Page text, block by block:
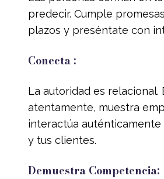
predecir. Cumple
plazos y preséntate con
Conecta :
La autoridad es relacional.
atentamente, muestra
interactúa
y tus clientes.
Demuestra Competencia: